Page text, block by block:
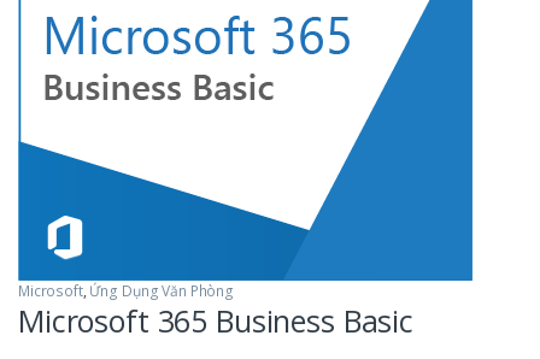
Microsoft, Ứng Dụng Văn Phòng
Microsoft 365 Business Basic